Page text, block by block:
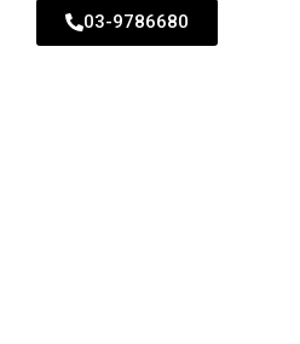
03-9786680